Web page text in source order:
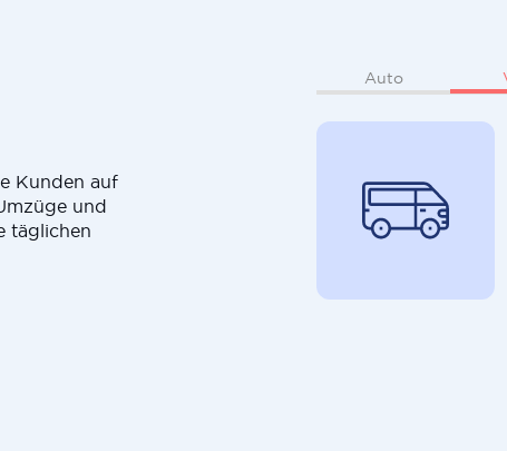
Kunden auf
und
täglichen
Auto